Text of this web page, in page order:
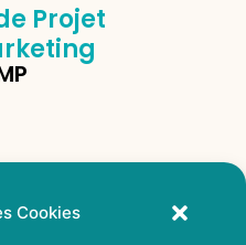
Cookies
Projet